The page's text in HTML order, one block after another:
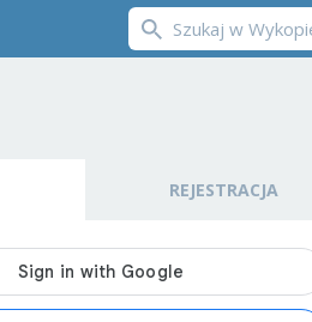
REJESTRACJA